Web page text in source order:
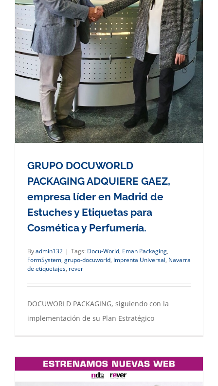
GRUPO DOCUWORLD
PACKAGING ADQUIERE GAEZ,
empresa líder en Madrid de
Estuches y Etiquetas para
Cosmética y Perfumería.
Byadmin132 | Tags: Docu-World, Eman Packaging,
FormSystem, grupo-docuworld, Imprenta Universal, Navarra
de etiquetajes, rever
DOCUWORLD PACKAGING, siguiendo con la
implementación de su Plan Estratégico